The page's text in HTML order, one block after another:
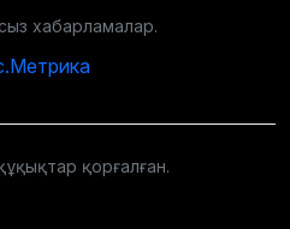
хабарламалар.
қорғалған.